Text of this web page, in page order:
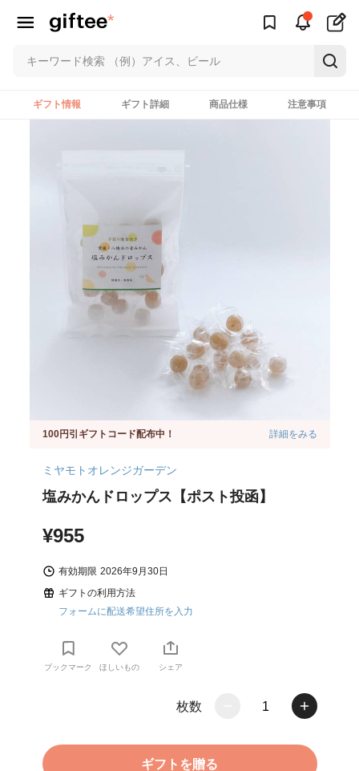
ギフト情報 ギフト詳細 商品仕様 注意事項
100円引ギフトコード配布中！ 詳細をみる
ミヤモトオレンジガーデン
塩みかんドロップス【ポスト投函】
¥955
有効期限 2026年9月30日
ギフトの利用方法
フォームに配送希望住所を入力
ブックマーク ほしいもの シェア
枚数 1
ギフトを贈る